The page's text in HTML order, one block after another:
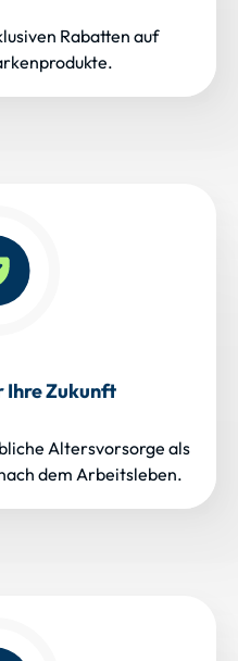
Rabatten auf
Ihre Zukunft
Altersvorsorge als
dem Arbeitsleben.